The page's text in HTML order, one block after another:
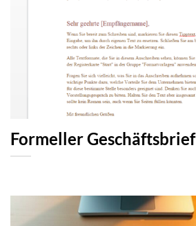
Formeller Geschäftsbrief